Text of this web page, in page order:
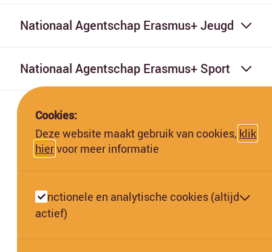
Nationaal Agentschap Erasmus+ Jeugd
Nationaal Agentschap Erasmus+ Sport
gesteld voor de inhoud hiervan.
Cookies:
Deze website maakt gebruik van cookies, klik
hiervoor meer informatie
Functionele en analytische cookies (altijd
actief)